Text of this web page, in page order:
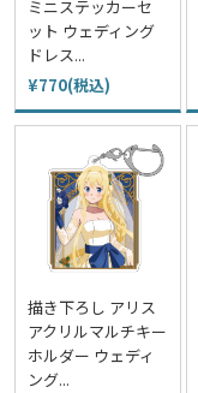
ミニステッカーセ
ット ウェディング
ドレス...
¥770(税込)
描き下ろし アリス
アクリルマルチキー
ホルダー ウェディ
ング...